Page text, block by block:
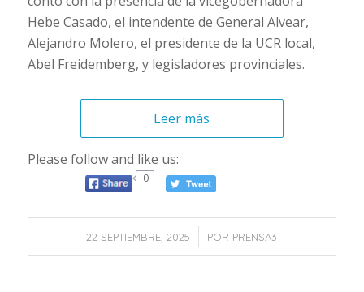
Hebe Casado, el intendente de General Alvear,
Alejandro Molero, el presidente de la UCR local,
Abel Freidemberg, y legisladores provinciales.
Leer más
Please follow and like us:
0
22 SEPTIEMBRE, 2025
/ POR PRENSA3